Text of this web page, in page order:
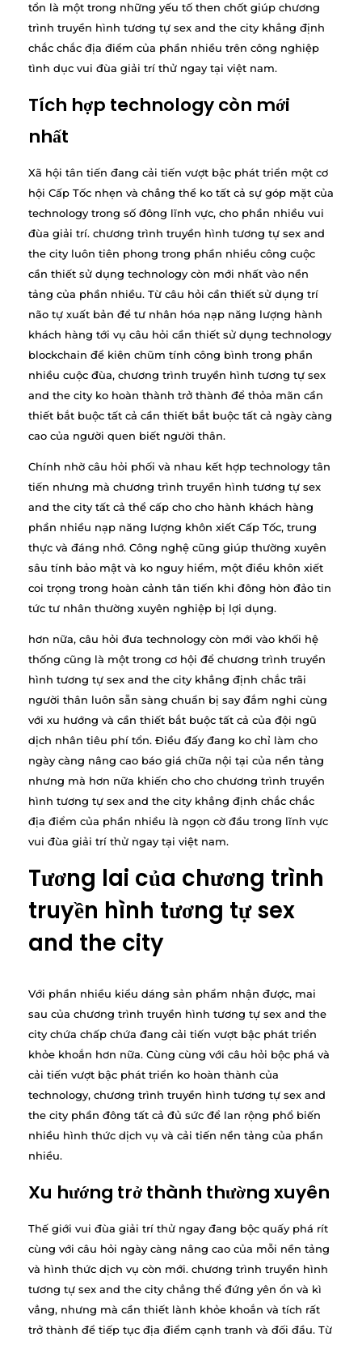
tổn là một trong những yếu tố then chốt giúp chương
trình truyền hình tương tự sex and the city khẳng định
chắc chắc địa điểm của phần nhiều trên công nghiệp
tình dục vui đùa giải trí thử ngay tại việt nam.
Tích hợp technology còn mới
nhất
Xã hội tân tiến đang cải tiến vượt bậc phát triển một cơ
hội Cấp Tốc nhẹn và chẳng thể ko tất cả sự góp mặt của
technology trong số đông lĩnh vực, cho phần nhiều vui
đùa giải trí. chương trình truyền hình tương tự sex and
the city luôn tiên phong trong phần nhiều công cuộc
cần thiết sử dụng technology còn mới nhất vào nền
tảng của phần nhiều. Từ câu hỏi cần thiết sử dụng trí
não tự xuất bản để tư nhân hóa nạp năng lượng hành
khách hàng tới vụ câu hỏi cần thiết sử dụng technology
blockchain để kiên chũm tính công bình trong phần
nhiều cuộc đùa, chương trình truyền hình tương tự sex
and the city ko hoàn thành trở thành để thỏa mãn cần
thiết bắt buộc tất cả cần thiết bắt buộc tất cả ngày càng
cao của người quen biết người thân.
Chính nhờ câu hỏi phối và nhau kết hợp technology tân
tiến nhưng mà chương trình truyền hình tương tự sex
and the city tất cả thể cấp cho cho hành khách hàng
phần nhiều nạp năng lượng khôn xiết Cấp Tốc, trung
thực và đáng nhớ. Công nghệ cũng giúp thường xuyên
sâu tính bảo mật và ko nguy hiểm, một điều khôn xiết
coi trọng trong hoàn cảnh tân tiến khi đông hòn đảo tin
tức tư nhân thường xuyên nghiệp bị lợi dụng.
hơn nữa, câu hỏi đưa technology còn mới vào khối hệ
thống cũng là một trong cơ hội để chương trình truyền
hình tương tự sex and the city khẳng định chắc trãi
người thân luôn sẵn sàng chuẩn bị say đắm nghi cùng
với xu hướng và cần thiết bắt buộc tất cả của đội ngũ
dịch nhân tiêu phí tổn. Điều đấy đang ko chỉ làm cho
ngày càng nâng cao báo giá chữa nội tại của nền tảng
nhưng mà hơn nữa khiến cho cho chương trình truyền
hình tương tự sex and the city khẳng định chắc chắc
địa điểm của phần nhiều là ngọn cờ đầu trong lĩnh vực
vui đùa giải trí thử ngay tại việt nam.
Tương lai của chương trình
truyền hình tương tự sex
and the city
Với phần nhiều kiểu dáng sản phẩm nhận được, mai
sau của chương trình truyền hình tương tự sex and the
city chứa chấp chứa đang cải tiến vượt bậc phát triển
khỏe khoắn hơn nữa. Cùng cùng với câu hỏi bộc phá và
cải tiến vượt bậc phát triển ko hoàn thành của
technology, chương trình truyền hình tương tự sex and
the city phần đông tất cả đủ sức để lan rộng phổ biến
nhiều hình thức dịch vụ và cải tiến nền tảng của phần
nhiều.
Xu hướng trở thành thường xuyên
Thế giới vui đùa giải trí thử ngay đang bộc quấy phá rít
cùng với câu hỏi ngày càng nâng cao của mỗi nền tảng
và hình thức dịch vụ còn mới. chương trình truyền hình
tương tự sex and the city chẳng thể đứng yên ổn và kì
vẳng, nhưng mà cần thiết lành khỏe khoắn và tích rất
trở thành để tiếp tục địa điểm cạnh tranh và đối đầu. Từ